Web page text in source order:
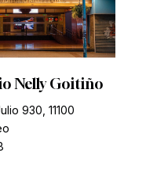
Nelly Goitiño
930, 11100